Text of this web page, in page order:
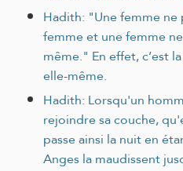
Hadith: "Une femme
femme et une femme
même." En effet, c’est
elle-même.
Hadith: Lorsqu'un
rejoindre sa couche,
passe ainsi la nuit en
Anges la maudissent